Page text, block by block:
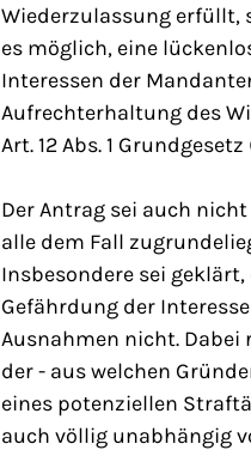
Wiederzulassung erfüllt,
es möglich, eine
Interessen der
Aufrechterhaltung des
Art. 12 Abs. 1 Grundgesetz
Der Antrag sei auch
alle dem Fall
Insbesondere sei
Gefährdung der
Ausnahmen nicht. Dabei
der - aus welchen
eines potenziellen
auch völlig unabhängig